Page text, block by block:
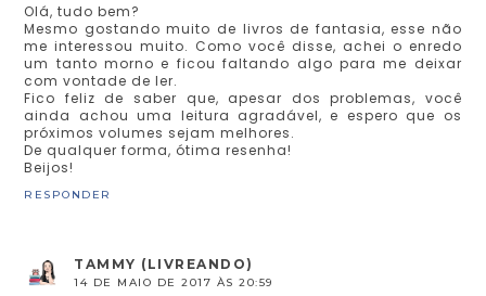
Olá, tudo bem?
Mesmo gostando muito de livros de fantasia, esse não
me interessou muito. Como você disse, achei o enredo
um tanto morno e ficou faltando algo para me deixar
com vontade de ler.
Fico feliz de saber que, apesar dos problemas, você
ainda achou uma leitura agradável, e espero que os
próximos volumes sejam melhores.
De qualquer forma, ótima resenha!
Beijos!
RESPONDER
TAMMY (LIVREANDO)
14 DE MAIO DE 2017 ÀS 20:59